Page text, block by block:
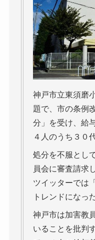
神戸市立東須磨
題で、市の条例
分」を受け、給
４人のうち３０
処分を不服とし
員会に審査請求
ツイッターでは
トレンドになった
神戸市は加害教
いることを批判